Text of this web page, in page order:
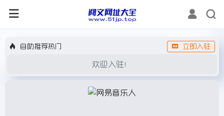
自助推荐热门 立即入驻
欢迎入驻！